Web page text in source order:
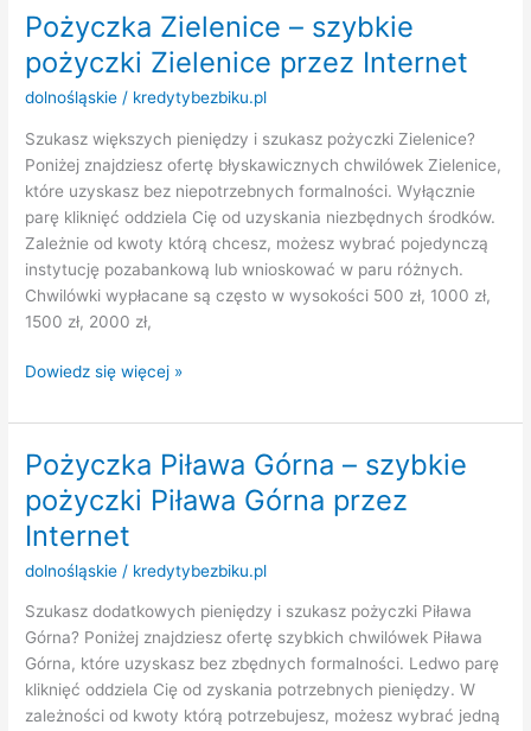
szybkie
pożyczki
Jugowa
przez
Pożyczka Zielenice – szybkie
pożyczki Zielenice przez Internet
dolnośląskie / kredytybezbiku.pl
Szukasz większych pieniędzy i szukasz pożyczki Zielenice?
Poniżej znajdziesz ofertę błyskawicznych chwilówek Zielenice,
które uzyskasz bez niepotrzebnych formalności. Wyłącznie
parę kliknięć oddziela Cię od uzyskania niezbędnych środków.
Zależnie od kwoty którą chcesz, możesz wybrać pojedynczą
instytucję pozabankową lub wnioskować w paru różnych.
Chwilówki wypłacane są często w wysokości 500 zł, 1000 zł,
1500 zł, 2000 zł,
Pożyczka
–
pożyczki
Zielenice
przez
Internet
Dowiedz się więcej »
Pożyczka Piława Górna – szybkie
pożyczki Piława Górna przez
Internet
dolnośląskie / kredytybezbiku.pl
Szukasz dodatkowych pieniędzy i szukasz pożyczki Piława
Górna? Poniżej znajdziesz ofertę szybkich chwilówek Piława
Górna, które uzyskasz bez zbędnych formalności. Ledwo parę
kliknięć oddziela Cię od zyskania potrzebnych pieniędzy. W
zależności od kwoty którą potrzebujesz, możesz wybrać jedną